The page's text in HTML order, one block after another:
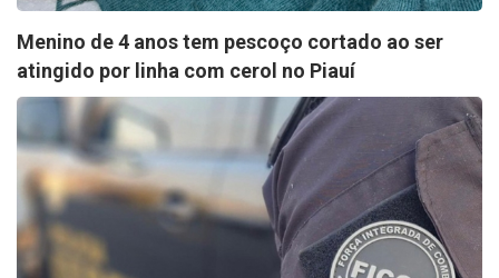
Menino de 4 anos tem pescoço cortado ao ser
atingido por linha com cerol no Piauí